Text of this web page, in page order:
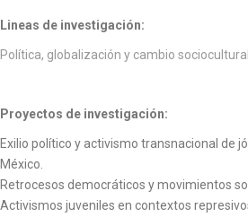
Lineas de investigación:
Política, globalización y cambio sociocultural.
Proyectos de investigación:
Exilio político y activismo transnacional de
México.
Retrocesos democráticos y movimientos
Activismos juveniles en contextos